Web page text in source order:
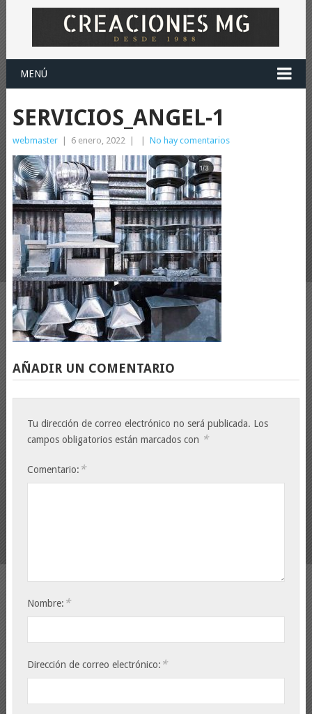
MENÚ
SERVICIOS_ANGEL-1
webmaster 6 enero, 2022 No hay comentarios
AÑADIR UN COMENTARIO
Tu dirección de correo electrónico no será publicada. Los
campos obligatorios están marcados con *
Comentario: *
Nombre: *
Dirección de correo electrónico: *